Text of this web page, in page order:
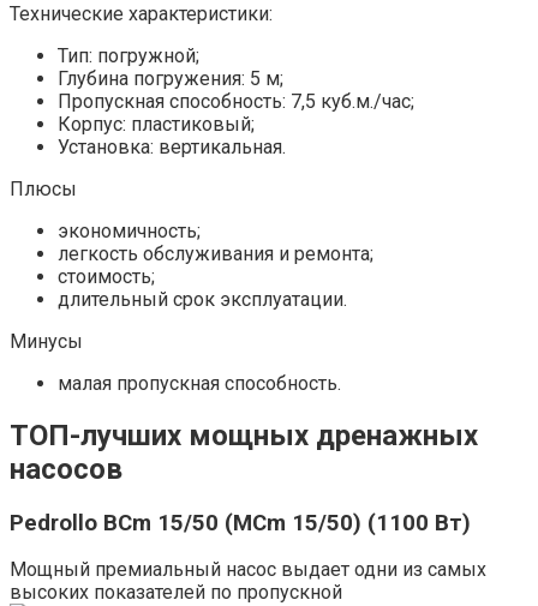
Технические характеристики:
Тип: погружной;
Глубина погружения: 5 м;
Пропускная способность: 7,5 куб.м./час;
Корпус: пластиковый;
Установка: вертикальная.
Плюсы
экономичность;
легкость обслуживания и ремонта;
стоимость;
длительный срок эксплуатации.
Минусы
малая пропускная способность.
ТОП-лучших мощных дренажных
насосов
Pedrollo BCm 15/50 (MCm 15/50) (1100 Вт)
Мощный премиальный насос выдает одни из самых
высоких показателей по пропускной